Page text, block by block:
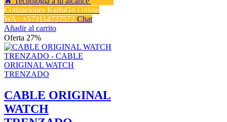
Cotizaciones KaifuGo Online
WA : +573114737572 Chat
Añadir al carrito
Oferta 27%
CABLE ORIGINAL
WATCH